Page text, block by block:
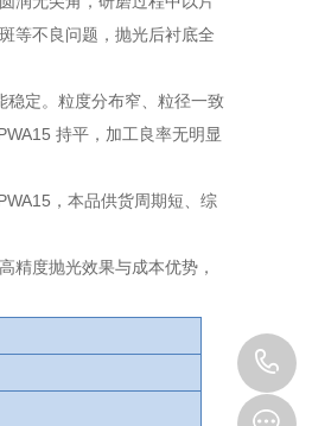
等不良问题，抛光后衬底全
稳定。粒度分布窄、粒径一致
持平，加工良率无明显
，本品供货周期短、综
精度抛光效果与成本优势，